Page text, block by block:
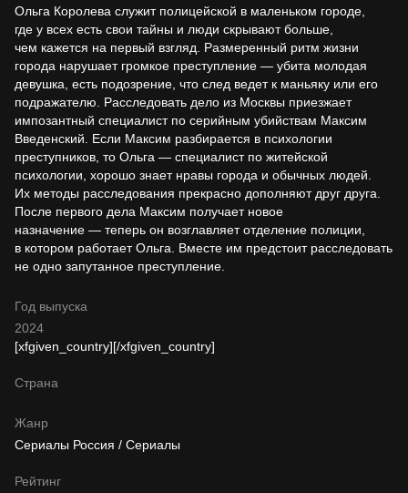
Ольга Королева служит полицейской в маленьком городе,
где у всех есть свои тайны и люди скрывают больше,
чем кажется на первый взгляд. Размеренный ритм жизни
города нарушает громкое преступление — убита молодая
девушка, есть подозрение, что след ведет к маньяку или его
подражателю. Расследовать дело из Москвы приезжает
импозантный специалист по серийным убийствам Максим
Введенский. Если Максим разбирается в психологии
преступников, то Ольга — специалист по житейской
психологии, хорошо знает нравы города и обычных людей.
Их методы расследования прекрасно дополняют друг друга.
После первого дела Максим получает новое
назначение — теперь он возглавляет отделение полиции,
в котором работает Ольга. Вместе им предстоит расследовать
не одно запутанное преступление.
Год выпуска
2024
Жанр
Сериалы Россия / Сериалы
[xfgiven_country]
Страна
[/xfgiven_country]
Рейтинг